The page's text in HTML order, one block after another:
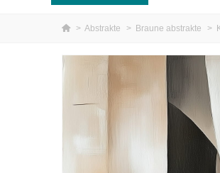
> Abstrakte > Braune abstrakte >